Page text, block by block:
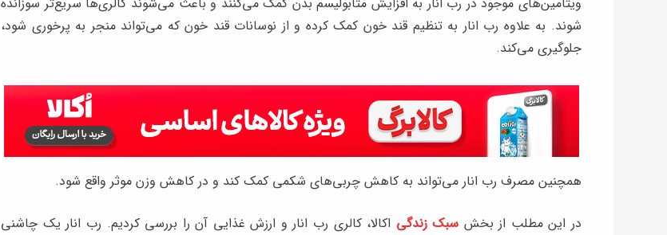
شوند. به علاوه رب انار به تنظیم قند خون کمک کرده و از نوسانات قند خون که می‌تواند منجر به پرخوری شود،
جلوگیری می‌کند.
همچنین مصرف رب انار می‌تواند به کاهش چربی‌های شکمی کمک کند و در کاهش وزن موثر واقع شود.
در این مطلب از بخش سبک زندگی اکالا، کالری رب انار و ارزش غذایی آن را بررسی کردیم. رب انار یک چاشنی